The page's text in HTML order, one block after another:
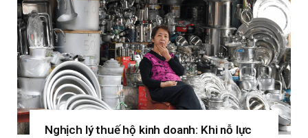
Nghịch lý thuế hộ kinh doanh: Khi nỗ lực